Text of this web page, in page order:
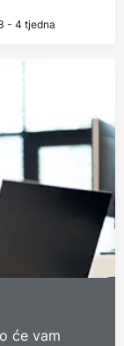
- 4 tjedna
će vam